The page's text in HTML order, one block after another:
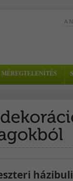
A
MÉREGTELENÍTÉS